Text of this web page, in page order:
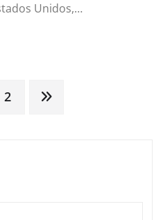
Unidos,…
2